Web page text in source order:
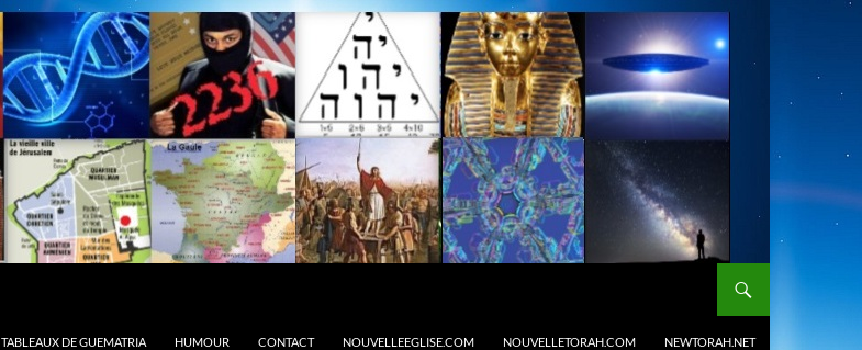
TABLEAUX DE GUEMATRIA HUMOUR CONTACT NOUVELLEEGLISE.COM NOUVELLETORAH.COM NEWTORAH.NET